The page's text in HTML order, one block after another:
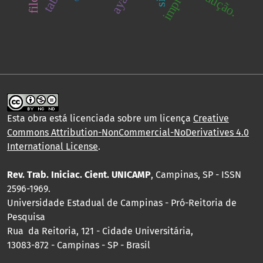
Esta obra está licenciada sobre um licença Creative
Commons Attribution-NonCommercial-NoDerivatives 4.0
International License.
Rev. Trab. Iniciac. Cient. UNICAMP, Campinas, SP - ISSN
2596-1969.
Universidade Estadual de Campinas - Pró-Reitoria de
Pesquisa
Rua da Reitoria, 121 - Cidade Universitária,
13083-872 - Campinas - SP - Brasil